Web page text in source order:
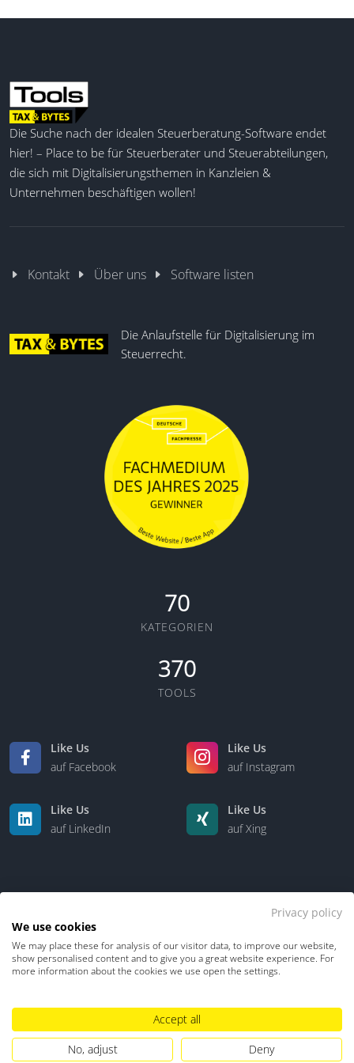
Verbindliche ZTA einbeziehen
Automatische Vorschläge
Die Suche nach der idealen Steuerberatung-Software endet
hier! – Place to be für Steuerberater und Steuerabteilungen,
die sich mit Digitalisierungsthemen in Kanzleien &
Unternehmen beschäftigen wollen!
Kontakt Über uns Software listen
Die Anlaufstelle für Digitalisierung im
Steuerrecht.
70
KATEGORIEN
370
TOOLS
Like Us
auf Facebook
Like Us
auf Instagram
Like Us
auf LinkedIn
Like Us
auf Xing
Kontakt Über uns
Impressum
Hinweisgebersystem
Umgang mit KI
Privacy policy
We use cookies
We may place these for analysis of our visitor data, to improve our website,
show personalised content and to give you a great website experience. For
more information about the cookies we use open the settings.
Accept all
No, adjust
Deny